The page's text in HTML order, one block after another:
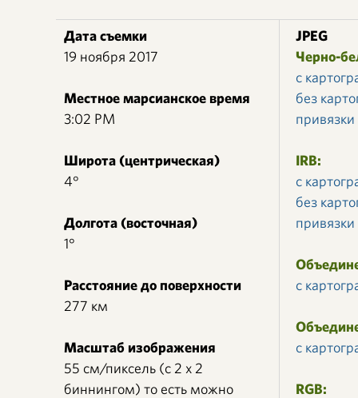
Дата съемки
19 ноября 2017
Местное марсианское время
3:02 PM
Широта (центрическая)
4°
Долгота (восточная)
1°
Расстояние до поверхности
277 км
Масштаб изображения
55 см/пиксель (с 2 x 2
биннингом) то есть можно
JPEG
Черно-
с
без
привязки
IRB:
с
без
привязки
с
с
RGB: